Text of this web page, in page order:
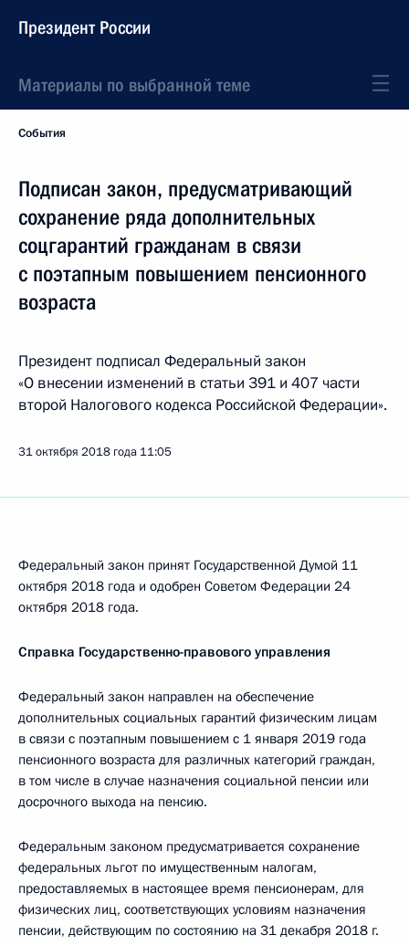
Президент России
Материалы по выбранной теме
События
Подписан закон, предусматривающий
сохранение ряда дополнительных
соцгарантий гражданам в связи
с поэтапным повышением пенсионного
возраста
Президент подписал Федеральный закон
«О внесении изменений в статьи 391 и 407 части
второй Налогового кодекса Российской Федерации».
31 октября 2018 года 11:05
Федеральный закон принят Государственной Думой 11
октября 2018 года и одобрен Советом Федерации 24
октября 2018 года.
Справка Государственно-правового управления
Федеральный закон направлен на обеспечение
дополнительных социальных гарантий физическим лицам
в связи с поэтапным повышением с 1 января 2019 года
пенсионного возраста для различных категорий граждан,
в том числе в случае назначения социальной пенсии или
досрочного выхода на пенсию.
Федеральным законом предусматривается сохранение
федеральных льгот по имущественным налогам,
предоставляемых в настоящее время пенсионерам, для
физических лиц, соответствующих условиям назначения
пенсии, действующим по состоянию на 31 декабря 2018 г.